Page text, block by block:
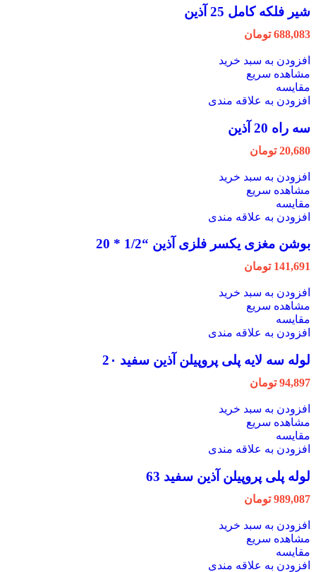
شیر فلکه کامل 25 آذین
688,083 تومان
افزودن به سبد خرید
مشاهده سریع
مقایسه
افزودن به علاقه مندی
سه راه 20 آذین
20,680 تومان
افزودن به سبد خرید
مشاهده سریع
مقایسه
افزودن به علاقه مندی
بوشن مغزی یکسر فلزی آذین “1/2 * 20
141,691 تومان
افزودن به سبد خرید
مشاهده سریع
مقایسه
افزودن به علاقه مندی
لوله سه لایه پلی پروپیلن آذین سفید 2۰
94,897 تومان
افزودن به سبد خرید
مشاهده سریع
مقایسه
افزودن به علاقه مندی
لوله پلی پروپیلن آذین سفید 63
989,087 تومان
افزودن به سبد خرید
مشاهده سریع
مقایسه
افزودن به علاقه مندی